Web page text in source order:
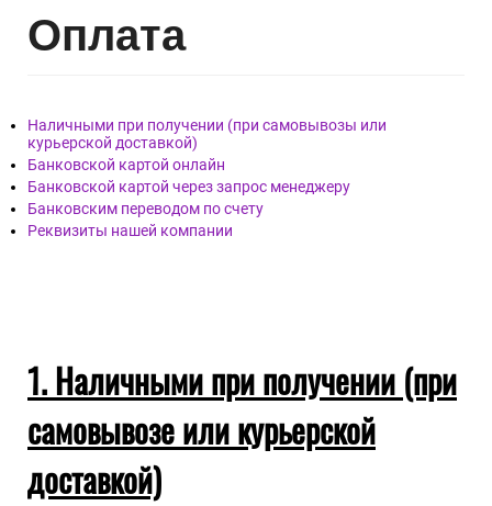
Оплата
Наличными при получении (при самовывозы или
курьерской доставкой)
Банковской картой онлайн
Банковской картой через запрос менеджеру
Банковским переводом по счету
Реквизиты нашей компании
1. Наличными при получении (при
самовывозе или курьерской
доставкой)